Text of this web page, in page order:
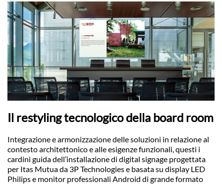
Il restyling tecnologico della board room
Integrazione e armonizzazione delle soluzioni in relazione al
contesto architettonico e alle esigenze funzionali, questi i
cardini guida dell’installazione di digital signage progettata
per Itas Mutua da 3P Technologies e basata su display LED
Philips e monitor professionali Android di grande formato